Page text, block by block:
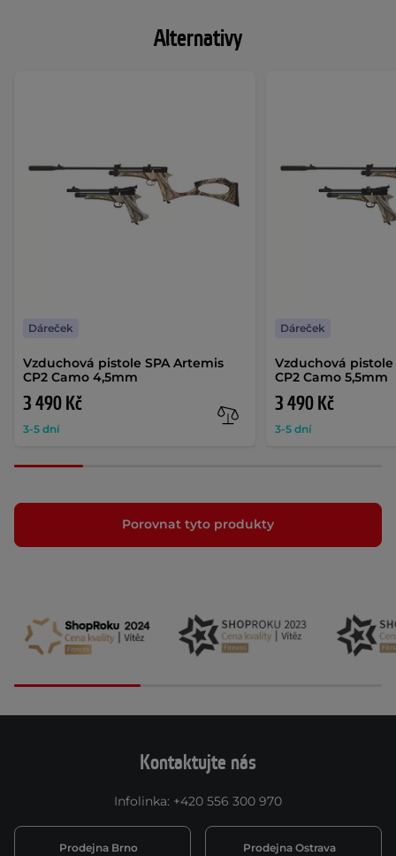
Alternativy
Vzduchová pistole SPA Artemis
CP2 Camo 4,5mm
3 490 Kč
3-5 dní
Dáreček
Vzduchová pistole
CP2 Camo 5,5mm
3 490 Kč
3-5 dní
Dáreček
Porovnat tyto produkty
Kontaktujte nás
Infolinka: +420 556 300 970
Prodejna Brno Prodejna Ostrava